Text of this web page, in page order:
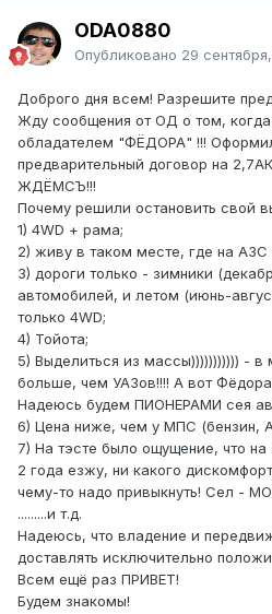
ODA0880
Опубликовано 29
Доброго дня всем! Разрешите
Жду сообщения от ОД о том, когда
обладателем "ФЁДОРА" !!!
предварительный договор на
ЖДЁМСЪ!!!
Почему решили остановить свой
1) 4WD + рама;
2) живу в таком месте, где на АЗС
3) дороги только - зимники
автомобилей, и летом (июнь-
только 4WD;
4) Тойота;
5) Выделиться из массы))))))))))) -
больше, чем УАЗов!!!! А вот Фёдора
Надеюсь будем ПИОНЕРАМИ сея
6) Цена ниже, чем у МПС (бензин,
7) На тэсте было ощущение, что
2 года езжу, ни какого
чему-то надо привыкнуть! Сел -
.........и т.д.
Надеюсь, что владение и
доставлять исключительно
Всем ещё раз ПРИВЕТ!
Будем знакомы!